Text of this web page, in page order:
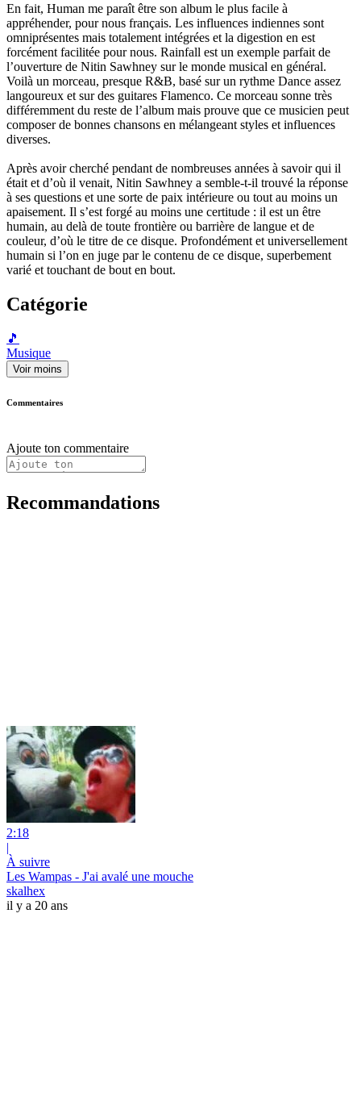
En fait, Human me paraît être son album le plus facile à
appréhender, pour nous français. Les influences indiennes sont
omniprésentes mais totalement intégrées et la digestion en est
forcément facilitée pour nous. Rainfall est un exemple parfait de
l’ouverture de Nitin Sawhney sur le monde musical en général.
Voilà un morceau, presque R&B, basé sur un rythme Dance assez
langoureux et sur des guitares Flamenco. Ce morceau sonne très
différemment du reste de l’album mais prouve que ce musicien peut
composer de bonnes chansons en mélangeant styles et influences
diverses.
Après avoir cherché pendant de nombreuses années à savoir qui il
était et d’où il venait, Nitin Sawhney a semble-t-il trouvé la réponse
à ses questions et une sorte de paix intérieure ou tout au moins un
apaisement. Il s’est forgé au moins une certitude : il est un être
humain, au delà de toute frontière ou barrière de langue et de
couleur, d’où le titre de ce disque. Profondément et universellement
humain si l’on en juge par le contenu de ce disque, superbement
varié et touchant de bout en bout.
Catégorie
🎵
Musique
Voir moins
Commentaires
Ajoute ton commentaire
Recommandations
2:18
|
À suivre
Les Wampas - J'ai avalé une mouche
skalhex
il y a 20 ans